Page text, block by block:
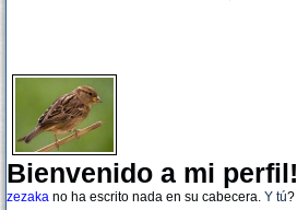
Bienvenido a mi perfil!
zezaka no ha escrito nada en su cabecera. Y tú?